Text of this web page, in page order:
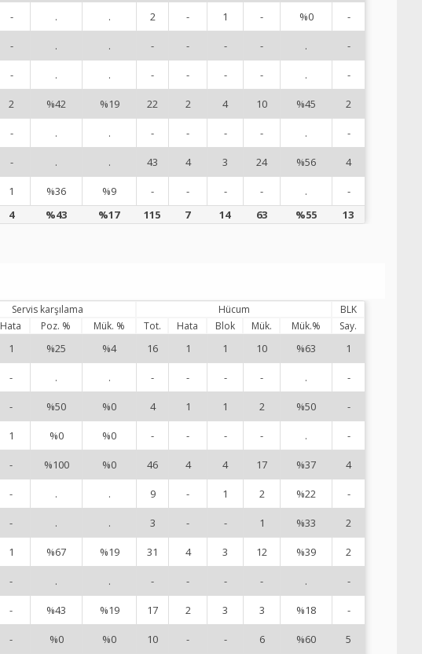
- . . 2 - 1 - %0 -
- . . - - - - . -
- . . - - - - . -
2 %42 %19 22 2 4 10 %45 2
- . . - - - - . -
- . . 43 4 3 24 %56 4
1 %36 %9 - - - - .
-
4 %43 %17 115 7 14 63 %55 13
Servis karşılama Hücum
BLK
Hata Poz. % Mük. % Tot. Hata Blok Mük. Mük.% Say.
1 %25 %4 16 1 1 10 %63 1
- . . - - - - . -
- %50 %0 4 1 1 2 %50 -
1 %0 %0 - - - - . -
- %100 %0 46 4 4 17 %37 4
- . . 9 - 1 2 %22 -
- . . 3 - - 1 %33 2
1 %67 %19 31 4 3 12 %39 2
- . . - - - - . -
- %43 %19 17 2 3 3 %18 -
- %0 %0 10 - - 6 %60 5